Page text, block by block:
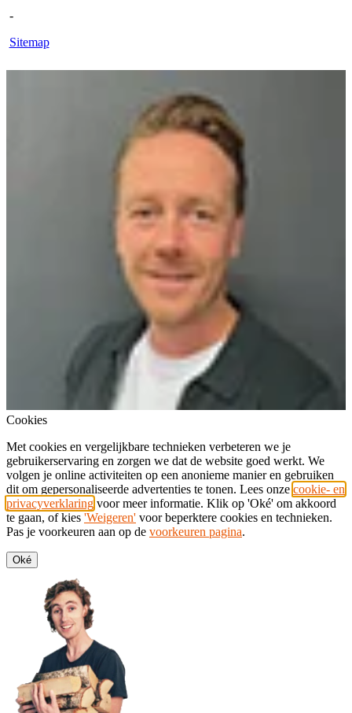
-
Sitemap
Cookies
Met cookies en vergelijkbare technieken verbeteren we je
gebruikerservaring en zorgen we dat de website goed werkt. We
volgen je online activiteiten op een anonieme manier en gebruiken
dit om gepersonaliseerde advertenties te tonen. Lees onze cookie- en
privacyverklaring voor meer informatie. Klik op 'Oké' om akkoord
te gaan, of kies 'Weigeren' voor beperktere cookies en technieken.
Pas je voorkeuren aan op de voorkeuren pagina.
Oké